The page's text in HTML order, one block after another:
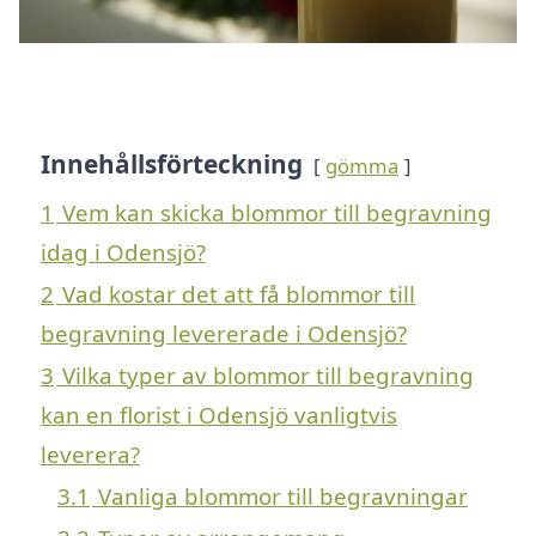
Innehållsförteckning gömma
1 Vem kan skicka blommor till begravning
idag i Odensjö?
2 Vad kostar det att få blommor till
begravning levererade i Odensjö?
3 Vilka typer av blommor till begravning
kan en florist i Odensjö vanligtvis
leverera?
3.1 Vanliga blommor till begravningar